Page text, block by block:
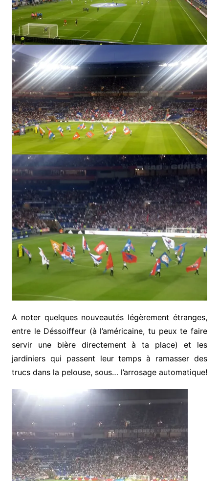
A noter quelques nouveautés légèrement étranges,
entre le Déssoiffeur (à l’américaine, tu peux te faire
servir une bière directement à ta place) et les
jardiniers qui passent leur temps à ramasser des
trucs dans la pelouse, sous… l’arrosage automatique!